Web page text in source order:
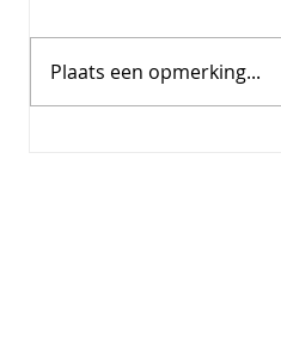
Plaats een opmerking...